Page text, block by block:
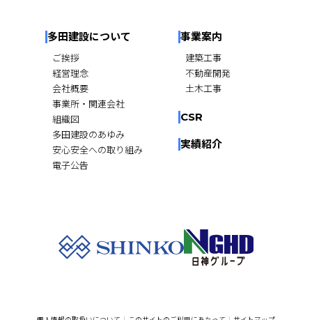
多田建設について
ご挨拶
経営理念
会社概要
事業所・関連会社
組織図
多田建設のあゆみ
安心安全への取り組み
電子公告
事業案内
建築工事
不動産開発
土木工事
CSR
実績紹介